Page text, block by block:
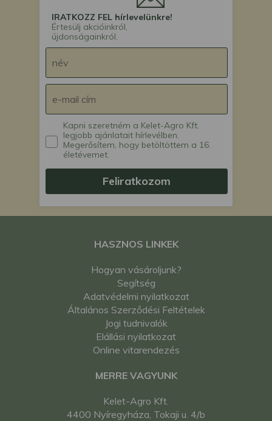
IRATKOZZ FEL hírlevelünkre!
Értesülj akcióinkról,
újdonságainkról.
Kapni szeretném a Kelet-Agro Kft.
legjobb ajánlatait hírlevélben.
Megerősítem, hogy betöltöttem a 16.
életévemet.
Feliratkozom
HASZNOS LINKEK
Hogyan vásároljunk?
Segítség
Adatvédelmi nyilatkozat
Általános Szerződési Feltételek
Jogi tudnivalók
Elállási nyilatkozat
Online vitarendezés
MERRE VAGYUNK
Kelet-Agro Kft.
4400 Nyíregyháza, Tokaji u. 4/b